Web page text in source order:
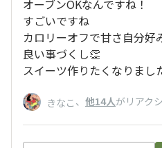
オーブンOKなんですね！
すごいですね
カロリーオフで甘さ自分好
良い事づくし👏
スイーツ作りたくなりまし
きなこ 、 他14人がリアク